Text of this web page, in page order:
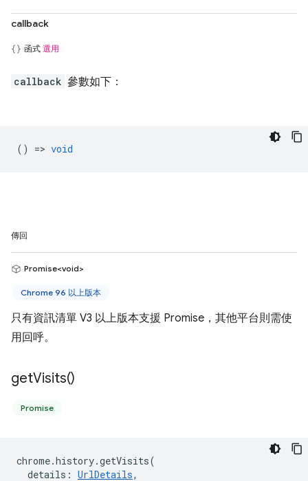
callback
函式 選用
callback 參數如下：
() => void
傳回
Promise<void>
Chrome 96 以上版本
只有資訊清單 V3 以上版本支援 Promise，其他平台則需使
用回呼。
getVisits()
Promise
chrome.history.getVisits(
details : UrlDetails,